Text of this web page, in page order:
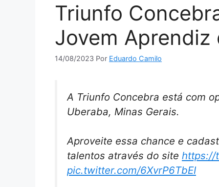
Triunfo
Jovem Aprendiz
14/08/2023 Por Eduardo Camilo
A Triunfo Concebra está com
Uberaba, Minas Gerais.
Aproveite essa chance e
talentos através do site https://
pic.twitter.com/6XvrP6TbEI